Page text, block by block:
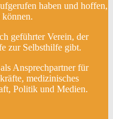
haben und hoffen,
können.
geführter Verein, der
zur Selbsthilfe gibt.
Ansprechpartner für
medizinisches
Politik und Medien.